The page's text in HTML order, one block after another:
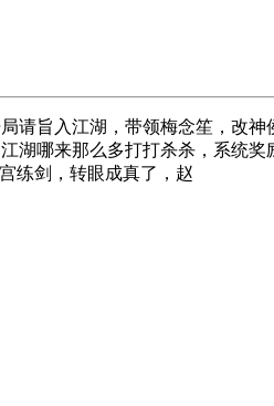
请旨入江湖，带领梅念笙，改
湖哪来那么多打打杀杀，系统
练剑，转眼成真了，赵